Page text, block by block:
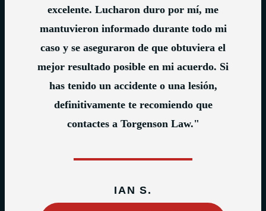
excelente. Lucharon duro por mí, me
mantuvieron informado durante todo mi
caso y se aseguraron de que obtuviera el
mejor resultado posible en mi acuerdo. Si
has tenido un accidente o una lesión,
definitivamente te recomiendo que
contactes a Torgenson Law."
IAN S.